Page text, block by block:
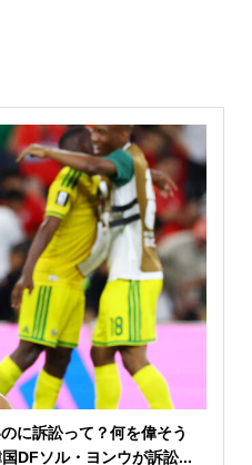
に訴訟って？何を偉そう
DFソル・ヨンウが訴訟...